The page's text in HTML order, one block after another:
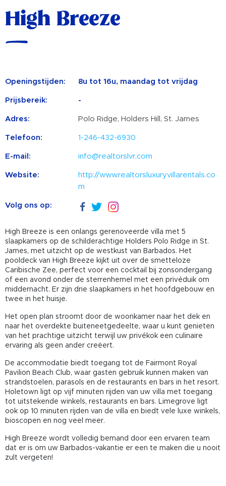
High Breeze
Openingstijden: 8u tot 16u, maandag tot vrijdag
Prijsbereik: -
Adres: Polo Ridge, Holders Hill, St. James
Telefoon: 1-246-432-6930
E-mail: info@realtorslvr.com
Website:
http://www.realtorsluxuryvillarentals.co
m
Volg ons op:
High Breeze is een onlangs gerenoveerde villa met 5
slaapkamers op de schilderachtige Holders Polo Ridge in St.
James, met uitzicht op de westkust van Barbados. Het
pooldeck van High Breeze kijkt uit over de smetteloze
Caribische Zee, perfect voor een cocktail bij zonsondergang
of een avond onder de sterrenhemel met een privéduik om
middernacht. Er zijn drie slaapkamers in het hoofdgebouw en
twee in het huisje.
Het open plan stroomt door de woonkamer naar het dek en
naar het overdekte buiteneetgedeelte, waar u kunt genieten
van het prachtige uitzicht terwijl uw privékok een culinaire
ervaring als geen ander creëert.
De accommodatie biedt toegang tot de Fairmont Royal
Pavilion Beach Club, waar gasten gebruik kunnen maken van
strandstoelen, parasols en de restaurants en bars in het resort.
Holetown ligt op vijf minuten rijden van uw villa met toegang
tot uitstekende winkels, restaurants en bars. Limegrove ligt
ook op 10 minuten rijden van de villa en biedt vele luxe winkels,
bioscopen en nog veel meer.
High Breeze wordt volledig bemand door een ervaren team
dat er is om uw Barbados-vakantie er een te maken die u nooit
zult vergeten!